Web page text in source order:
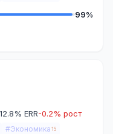
99%
12.8% ERR-0.2% рост
#Экономика 15